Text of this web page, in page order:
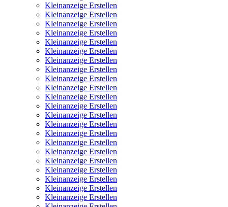
Kleinanzeige Erstellen
Kleinanzeige Erstellen
Kleinanzeige Erstellen
Kleinanzeige Erstellen
Kleinanzeige Erstellen
Kleinanzeige Erstellen
Kleinanzeige Erstellen
Kleinanzeige Erstellen
Kleinanzeige Erstellen
Kleinanzeige Erstellen
Kleinanzeige Erstellen
Kleinanzeige Erstellen
Kleinanzeige Erstellen
Kleinanzeige Erstellen
Kleinanzeige Erstellen
Kleinanzeige Erstellen
Kleinanzeige Erstellen
Kleinanzeige Erstellen
Kleinanzeige Erstellen
Kleinanzeige Erstellen
Kleinanzeige Erstellen
Kleinanzeige Erstellen